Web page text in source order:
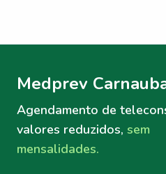
Medprev
Agendamento de
valores reduzidos, sem
mensalidades.